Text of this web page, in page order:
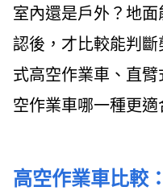
室內還是戶外？地
認後，才比較能判
式高空作業車、直
空作業車哪一種更適
高空作業車比較